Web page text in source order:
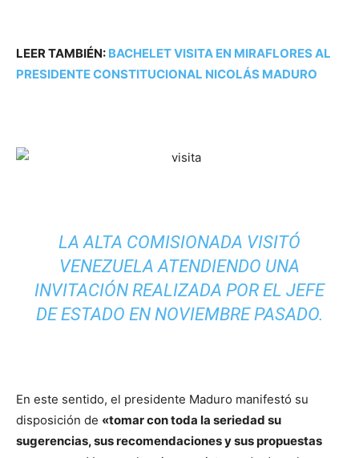
LEER TAMBIÉN: BACHELET VISITA EN MIRAFLORES AL
PRESIDENTE CONSTITUCIONAL NICOLÁS MADURO
LA ALTA COMISIONADA VISITÓ
VENEZUELA ATENDIENDO UNA
INVITACIÓN REALIZADA POR EL JEFE
DE ESTADO EN NOVIEMBRE PASADO.
En este sentido, el presidente Maduro manifestó su
disposición de «tomar con toda la seriedad su
sugerencias, sus recomendaciones y sus propuestas